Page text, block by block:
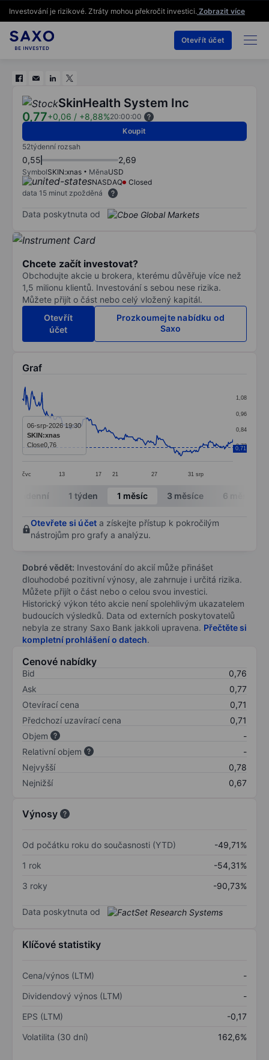
Investování je rizikové. Ztráty mohou překročit investici. Zobrazit více
Otevřít účet
SkinHealth System Inc
0,77+0,06 / +8,88%20:00:00
Koupit
52týdenní rozsah
0,55 2,69
SymbolSKIN:xnas MěnaUSD
NASDAQ
Closed
data 15 minut zpožděná
Data poskytnuta od
Chcete začít investovat?
Obchodujte akcie u brokera, kterému důvěřuje více než
1,5 milionu klientů. Investování s sebou nese rizika.
Můžete přijít o část nebo celý vložený kapitál.
Otevřít
účet
Prozkoumejte nabídku od
Saxo
Graf
Line chart with 278 data points.
The chart has 1 X axis displaying categories.
The chart has 1 Y axis displaying values. Data ranges
čvc 13 17 21 27 31 srp
0,72
0,84
0,96
1,08
0,71
06-srp-2026 19:30
SKIN:xnas
Close0,76
End of interactive chart.
Intradenní 1 týden 1 měsíc 3 měsíce 6 měsíců
Otevřete si účet a získejte přístup k pokročilým
nástrojům pro grafy a analýzu.
Dobré vědět: Investování do akcií může přinášet
dlouhodobé pozitivní výnosy, ale zahrnuje i určitá rizika.
Můžete přijít o část nebo o celou svou investici.
Historický výkon této akcie není spolehlivým ukazatelem
budoucích výsledků. Data od externích poskytovatelů
nebyla ze strany Saxo Bank jakkoli upravena. Přečtěte si
kompletní prohlášení o datech.
Cenové nabídky
Bid
0,76
Ask
0,77
Otevírací cena
0,71
Předchozí uzavírací cena
0,71
Objem
-
Relativní objem
-
Nejvyšší
0,78
Nejnižší
0,67
Výnosy
Od počátku roku do současnosti (YTD)
-49,71%
1 rok
-54,31%
3 roky
-90,73%
Data poskytnuta od
Klíčové statistiky
Cena/výnos (LTM)
-
Dividendový výnos (LTM)
-
EPS (LTM)
-0,17
Volatilita (30 dní)
162,6%